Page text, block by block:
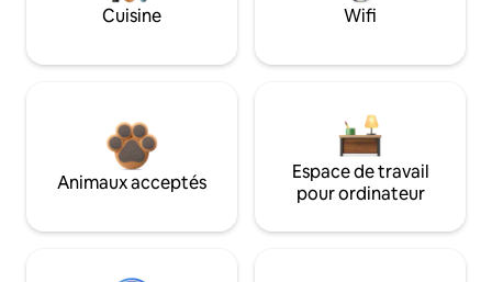
Cuisine Wifi
Animaux acceptés
Espace de travail
pour ordinateur